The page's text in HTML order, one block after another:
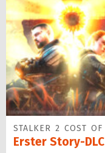
STALKER 2 COST OF
Erster Story-